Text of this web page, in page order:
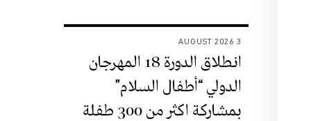
3 AUGUST 2026
انطلاق الدورة 18 المهرجان
الدولي “أطفال السلام”
بمشاركة اكثر من 300 طفلة